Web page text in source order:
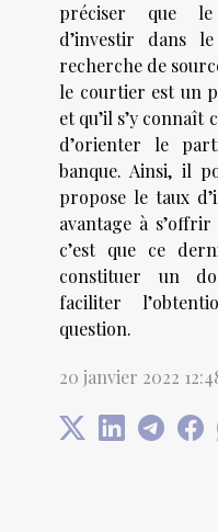
préciser que le
d’investir dans
recherche de
le courtier est un
et qu’il s’y connaît
d’orienter le
banque. Ainsi, il
propose le taux
avantage à
c’est que ce
constituer un
faciliter
question.
20 janvier 2022